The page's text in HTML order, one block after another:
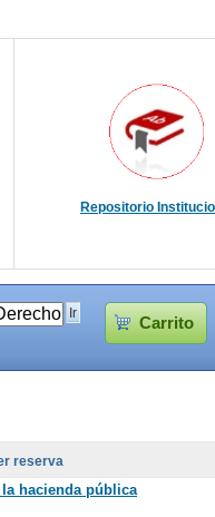
Repositorio
Carrito
hacienda pública